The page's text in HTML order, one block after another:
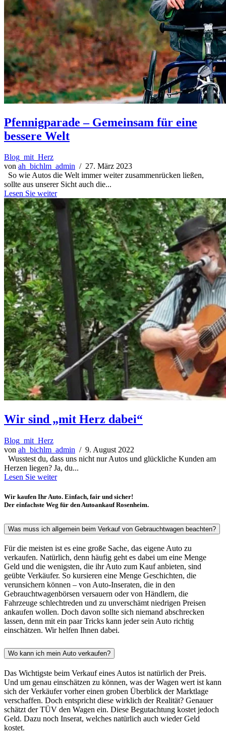
Pfennigparade – Gemeinsam für eine
bessere Welt
Blog_mit_Herz
von ah_bichlm_admin / 27. März 2023
So wie Autos die Welt immer weiter zusammenrücken ließen,
sollte aus unserer Sicht auch die...
Lesen Sie weiter
Wir sind „mit Herz dabei“
Blog_mit_Herz
von ah_bichlm_admin / 9. August 2022
Wusstest du, dass uns nicht nur Autos und glückliche Kunden am
Herzen liegen? Ja, du...
Lesen Sie weiter
Wir kaufen Ihr Auto. Einfach, fair und sicher!
Der einfachste Weg für den Autoankauf Rosenheim.
Was muss ich allgemein beim Verkauf von Gebrauchtwagen beachten?
Für die meisten ist es eine große Sache, das eigene Auto zu
verkaufen. Natürlich, denn häufig geht es dabei um eine Menge
Geld und die wenigsten, die ihr Auto zum Kauf anbieten, sind
geübte Verkäufer. So kursieren eine Menge Geschichten, die
verunsichern können – von Auto-Inseraten, die in den
Gebrauchtwagenbörsen versauern oder von Händlern, die
Fahrzeuge schlechtreden und zu unverschämt niedrigen Preisen
ankaufen wollen. Doch davon sollte sich niemand abschrecken
lassen, denn mit ein paar Tricks kann jeder sein Auto richtig
einschätzen. Wir helfen Ihnen dabei.
Wo kann ich mein Auto verkaufen?
Das Wichtigste beim Verkauf eines Autos ist natürlich der Preis.
Und um genau einschätzen zu können, was der Wagen wert ist kann
sich der Verkäufer vorher einen groben Überblick der Marktlage
verschaffen. Doch entspricht diese wirklich der Realität? Genauer
schätzt der TÜV den Wagen ein. Diese Begutachtung kostet jedoch
Geld. Dazu noch Inserat, welches natürlich auch wieder Geld
kostet.